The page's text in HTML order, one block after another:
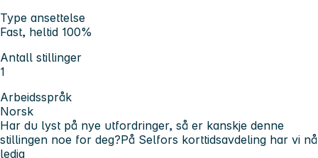
Type ansettelse
Fast, heltid 100%
Antall stillinger
1
Arbeidsspråk
Norsk
Har du lyst på nye utfordringer, så er kanskje denne
stillingen noe for deg?På Selfors korttidsavdeling har vi nå
ledig